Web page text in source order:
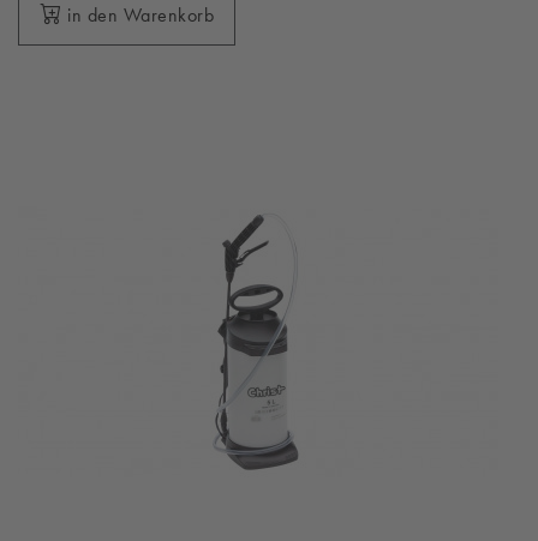
in den Warenkorb